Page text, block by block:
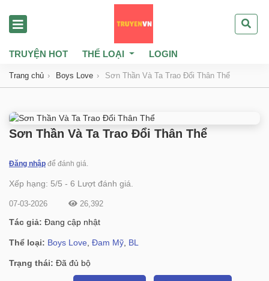
TRUYỆN HOT THỂ LOẠI LOGIN
Trang chủ Boys Love Sơn Thần Và Ta Trao Đổi Thân Thể
Sơn Thần Và Ta Trao Đổi Thân Thể
Đăng nhập để đánh giá.
Xếp hạng: 5/5 - 6 Lượt đánh giá.
07-03-2026 26,392
Tác giả: Đang cập nhật
Thể loại: Boys Love Đam Mỹ BL
Trạng thái: Đã đủ bộ